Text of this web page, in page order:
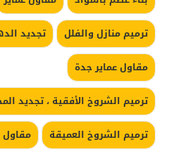
ترميم منازل والفلل
تجديد
مقاول عماير جدة
ترميم الشروخ الأفقية ، تجديد
ترميم الشروخ العميقة
مقاول